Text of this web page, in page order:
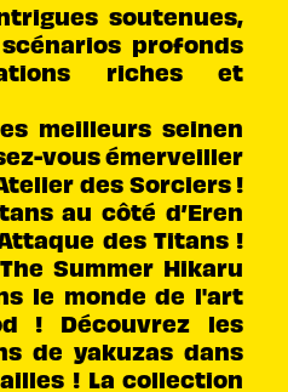
soutenues,
profonds
riches et
meilleurs seinen
vous émerveiller
des Sorciers !
au côté d’Eren
des Titans !
Summer Hikaru
le monde de l'art
! Découvrez les
de yakuzas dans
! La collection